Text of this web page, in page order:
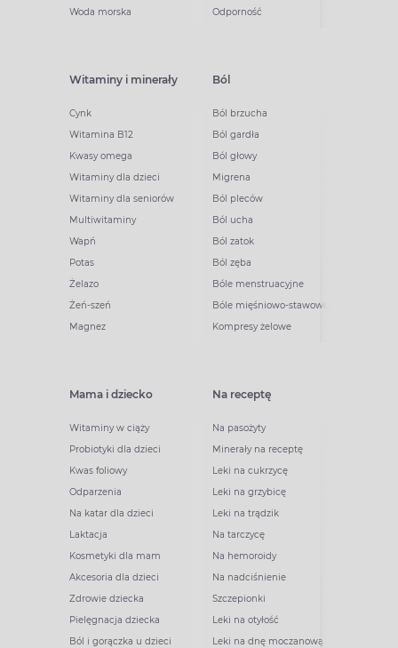
Woda morska
Odporność
Witaminy i minerały
Cynk
Witamina B12
Kwasy omega
Witaminy dla dzieci
Witaminy dla seniorów
Multiwitaminy
Wapń
Potas
Żelazo
Żeń-szeń
Magnez
Ból
Ból brzucha
Ból gardła
Ból głowy
Migrena
Ból pleców
Ból ucha
Ból zatok
Ból zęba
Bóle menstruacyjne
Bóle mięśniowo-stawowe
Kompresy żelowe
Mama i dziecko
Witaminy w ciąży
Probiotyki dla dzieci
Kwas foliowy
Odparzenia
Na katar dla dzieci
Laktacja
Kosmetyki dla mam
Akcesoria dla dzieci
Zdrowie dziecka
Pielęgnacja dziecka
Ból i gorączka u dzieci
Na receptę
Na pasożyty
Minerały na receptę
Leki na cukrzycę
Leki na grzybicę
Leki na trądzik
Na tarczycę
Na hemoroidy
Na nadciśnienie
Szczepionki
Leki na otyłość
Leki na dnę moczanową